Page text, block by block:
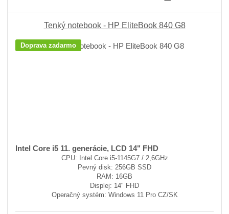
Tenký notebook - HP EliteBook 840 G8
Doprava zadarmo
Intel Core i5 11. generácie, LCD 14" FHD
CPU: Intel Core i5-1145G7 / 2,6GHz
Pevný disk: 256GB SSD
RAM: 16GB
Displej: 14" FHD
Operačný systém: Windows 11 Pro CZ/SK